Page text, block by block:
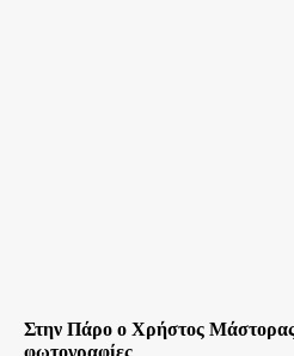
Στην Πάρο ο Χρήστος Μάστορας,
φωτογραφίες